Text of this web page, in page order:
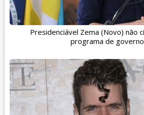
Presidenciável Zema (Novo) não
programa de governo